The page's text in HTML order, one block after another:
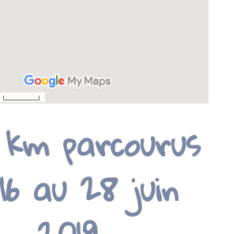
parcourus
au 28 juin